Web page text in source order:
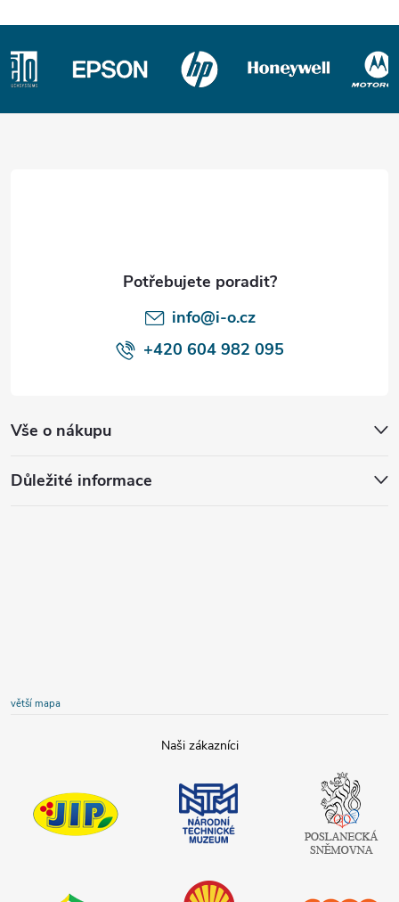
Z
info@i-o.cz
+420 604 982 095
Vše o nákupu
Důležité informace
větší mapa
technické
muzeum
Poslanecká
sněmovna
České
republiky